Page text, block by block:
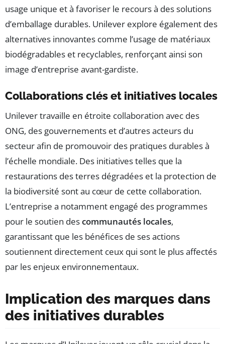
usage unique et à favoriser le recours à des solutions
d’emballage durables. Unilever explore également des
alternatives innovantes comme l’usage de matériaux
biodégradables et recyclables, renforçant ainsi son
image d’entreprise avant-gardiste.
Collaborations clés et initiatives locales
Unilever travaille en étroite collaboration avec des
ONG, des gouvernements et d’autres acteurs du
secteur afin de promouvoir des pratiques durables à
l’échelle mondiale. Des initiatives telles que la
restaurations des terres dégradées et la protection de
la biodiversité sont au cœur de cette collaboration.
L’entreprise a notamment engagé des programmes
pour le soutien descommunautés locales,
garantissant que les bénéfices de ses actions
soutiennent directement ceux qui sont le plus affectés
par les enjeux environnementaux.
Implication des marques dans
des initiatives durables